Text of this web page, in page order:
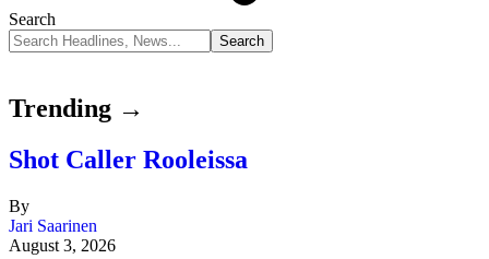
Search
Trending →
Shot Caller Rooleissa
By
Jari Saarinen
August 3, 2026